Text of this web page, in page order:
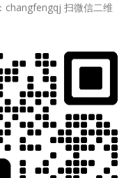
changfengqj 扫微信二维